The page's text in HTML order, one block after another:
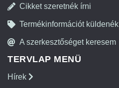
Cikket szeretnék írni
Termékinformációt küldenék
A szerkesztőséget keresem
TERVLAP MENÜ
Hírek